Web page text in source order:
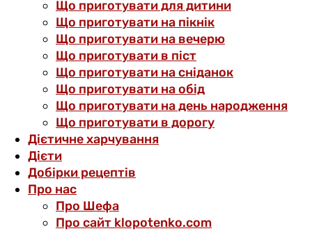
Що приготувати для дитини
Що приготувати на пікнік
Що приготувати на вечерю
Що приготувати в піст
Що приготувати на сніданок
Що приготувати на обід
Що приготувати на день народження
Що приготувати в дорогу
Дієтичне харчування
Дієти
Добірки рецептів
Про нас
Про Шефа
Про сайт klopotenko.com